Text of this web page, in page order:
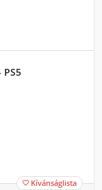
PS5
 Kívánságlista